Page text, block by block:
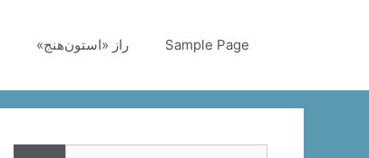
Sample Page راز «استون‌هنج»